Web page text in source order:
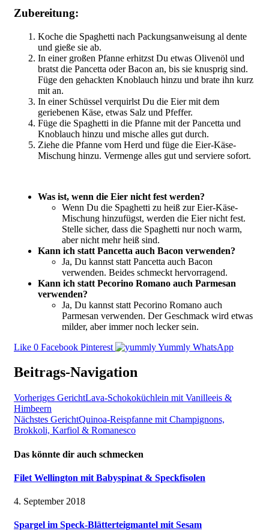
Zubereitung:
Koche die Spaghetti nach Packungsanweisung al dente
und gieße sie ab.
In einer großen Pfanne erhitzst Du etwas Olivenöl und
bratst die Pancetta oder Bacon an, bis sie knusprig sind.
Füge den gehackten Knoblauch hinzu und brate ihn kurz
mit an.
In einer Schüssel verquirlst Du die Eier mit dem
geriebenen Käse, etwas Salz und Pfeffer.
Füge die Spaghetti in die Pfanne mit der Pancetta und
Knoblauch hinzu und mische alles gut durch.
Ziehe die Pfanne vom Herd und füge die Eier-Käse-
Mischung hinzu. Vermenge alles gut und serviere sofort.
Was ist, wenn die Eier nicht fest werden?
Wenn Du die Spaghetti zu heiß zur Eier-Käse-
Mischung hinzufügst, werden die Eier nicht fest.
Stelle sicher, dass die Spaghetti nur noch warm,
aber nicht mehr heiß sind.
Kann ich statt Pancetta auch Bacon verwenden?
Ja, Du kannst statt Pancetta auch Bacon
verwenden. Beides schmeckt hervorragend.
Kann ich statt Pecorino Romano auch Parmesan
verwenden?
Ja, Du kannst statt Pecorino Romano auch
Parmesan verwenden. Der Geschmack wird etwas
milder, aber immer noch lecker sein.
Like 0 Facebook Pinterest Yummly WhatsApp
Beitrags-Navigation
Vorheriges GerichtLava-Schokoküchlein mit Vanilleeis &
Himbeern
Nächstes GerichtQuinoa-Reispfanne mit Champignons,
Brokkoli, Karfiol & Romanesco
Das könnte dir auch schmecken
Filet Wellington mit Babyspinat & Speckfisolen
4. September 2018
Spargel im Speck-Blätterteigmantel mit Sesam